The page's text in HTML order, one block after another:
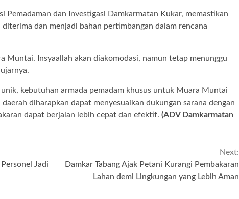
Pemadaman dan Investigasi Damkarmatan Kukar, memastikan
dan menjadi bahan pertimbangan dalam rencana
Muntai. Insyaallah akan diakomodasi, namun tetap menunggu
kebutuhan armada pemadam khusus untuk Muara Muntai
diharapkan dapat menyesuaikan dukungan sarana dengan
dapat berjalan lebih cepat dan efektif. (ADV Damkarmatan
Jadi
Next:
Damkar Tabang Ajak Petani Kurangi Pembakaran
Lahan demi Lingkungan yang Lebih Aman